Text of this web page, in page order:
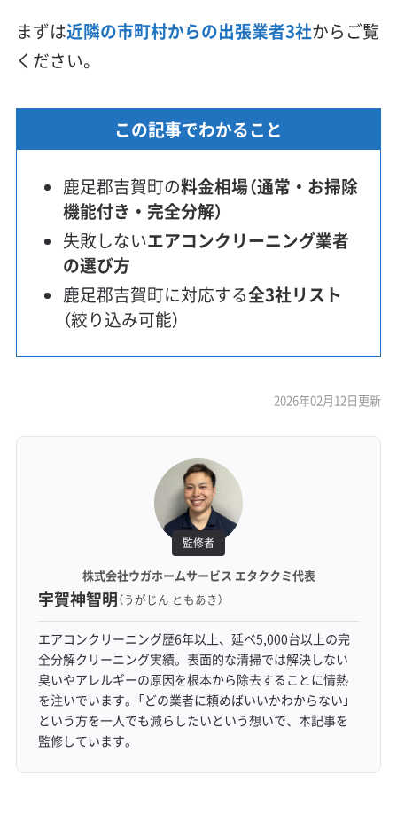
まずは近隣の市町村からの出張業者3社からご覧
ください。
この記事でわかること
鹿足郡吉賀町の料金相場（通常・お掃除
機能付き・完全分解）
失敗しないエアコンクリーニング業者
の選び方
鹿足郡吉賀町に対応する全3社リスト
（絞り込み可能）
2026年02月12日更新
監修者
株式会社ウガホームサービス エタククミ代表
宇賀神智明（うがじん ともあき）
エアコンクリーニング歴6年以上、延べ5,000台以上の完
全分解クリーニング実績。表面的な清掃では解決しない
臭いやアレルギーの原因を根本から除去することに情熱
を注いでいます。「どの業者に頼めばいいかわからない」
という方を一人でも減らしたいという想いで、本記事を
監修しています。